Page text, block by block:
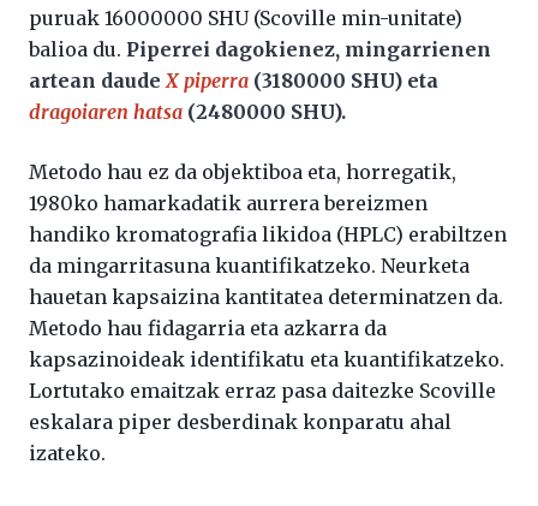
puruak 16000000 SHU (Scoville min-unitate)
balioa du. Piperrei dagokienez, mingarrienen
artean daude X piperra (3180000 SHU) eta
dragoiaren hatsa (2480000 SHU).
Metodo hau ez da objektiboa eta, horregatik,
1980ko hamarkadatik aurrera bereizmen
handiko kromatografia likidoa (HPLC) erabiltzen
da mingarritasuna kuantifikatzeko. Neurketa
hauetan kapsaizina kantitatea determinatzen da.
Metodo hau fidagarria eta azkarra da
kapsazinoideak identifikatu eta kuantifikatzeko.
Lortutako emaitzak erraz pasa daitezke Scoville
eskalara piper desberdinak konparatu ahal
izateko.